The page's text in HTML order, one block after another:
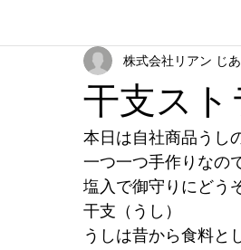
レース編み
干支ス
株式会社リアン じ
本日は自社商品うし
一つ一つ手作りなの
塩入で御守りにどう
干支（うし）
うしは昔から食料と